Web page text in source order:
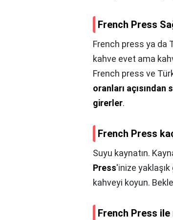
French Press
French press ya da
kahve evet ama
French press ve
oranları açısından
girerler.
French Press
Suyu kaynatın.
Press'inize yaklaşık
kahveyi koyun.
French Press ile